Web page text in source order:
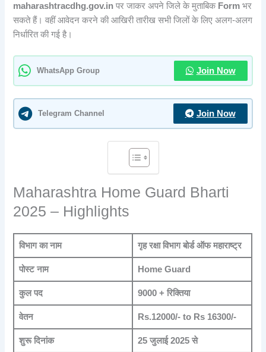
maharashtracdhg.gov.inपर जाकर अपने जिले के मुताबिक Formभर
सकते हैं। वहीं आवेदन करने की आखिरी तारीख सभी जिलों के लिए अलग-अलग
निर्धारित की गई है।
WhatsApp Group Join Now
Telegram Channel Join Now
Maharashtra Home Guard Bharti
2025 – Highlights
विभाग का नाम गृह रक्षा विभाग बोर्ड ऑफ महाराष्ट्र
पोस्ट नाम Home Guard
कुल पद 9000 + रिक्तिया
वेतन Rs.12000/- to Rs 16300/-
शुरू दिनांक 25 जुलाई 2025 से